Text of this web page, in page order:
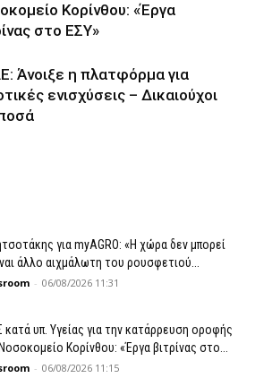
Κορίνθου: «Έργα
στο ΕΣΥ»
Άνοιξε η πλατφόρμα για
ενισχύσεις – Δικαιούχοι
για myAGRO: «Η χώρα δεν μπορεί
άλλο αιχμάλωτη του ρουσφετιού...
- 06/08/2026 11:31
κατά υπ. Υγείας για την κατάρρευση οροφής
Κορίνθου: «Έργα βιτρίνας στο...
- 06/08/2026 11:15